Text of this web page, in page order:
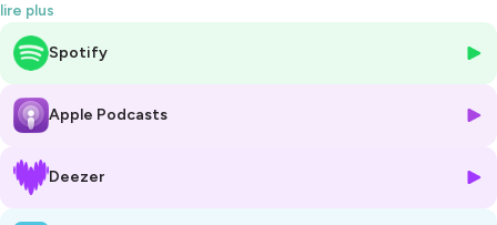
Je m’appelle Louis-Marie et je suis le cofondateur de Speakeasy, un
média qui vous emmène explorer les actualités de ces univers
Chaque semaine, on part à la rencontre de celles et ceux qui imaginent
ou encore passion pour en apprendre plus sur ce qui se trouve au
fond de notre verre. 🥃
lire plus
Spotify
Apple Podcasts
Deezer